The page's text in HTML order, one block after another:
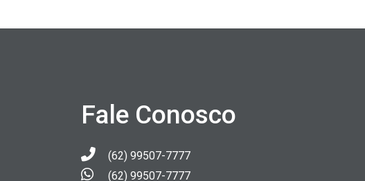
Fale Conosco
(62) 99507-7777
(62) 99507-7777